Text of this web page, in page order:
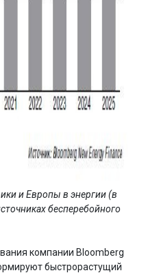
и Европы в энергии (в
бесперебойного
компании Bloomberg
быстрорастущий